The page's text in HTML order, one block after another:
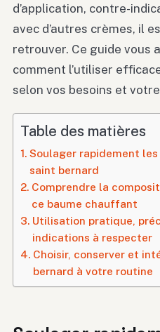
d’application, contre-
avec d’autres crèmes, il
retrouver. Ce guide vous
comment l’utiliser
selon vos besoins et
Table des matières
Soulager rapidement
saint bernard
Comprendre la
ce baume chauffant
Utilisation pratique,
indications à respecter
Choisir, conserver et
bernard à votre routine